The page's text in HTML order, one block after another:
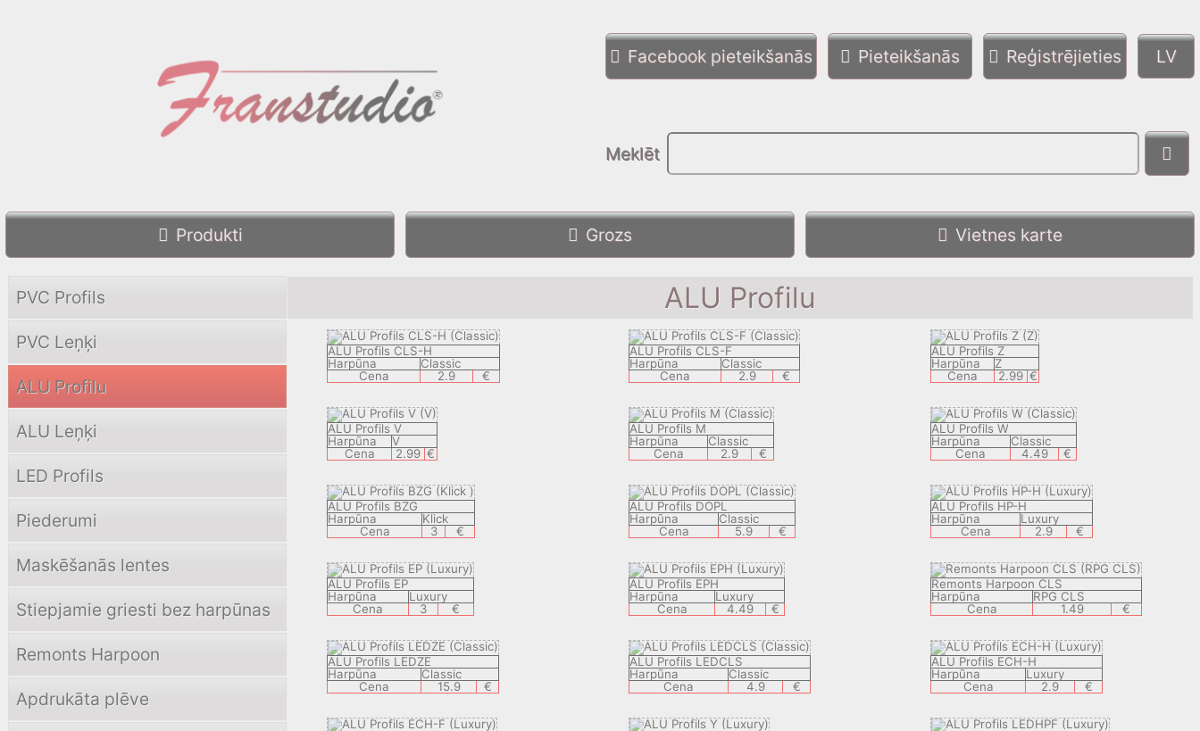
Facebook pieteikšanās Pieteikšanās Reģistrējieties
Meklēt
Produkti Grozs Vietnes karte
PVC Profils
PVC Leņķi
ALU Profilu
ALU Leņķi
LED Profils
Piederumi
Maskēšanās lentes
Stiepjamie griesti bez harpūnas
Remonts Harpoon
Apdrukāta plēve
ALU Profilu
ALU Profils CLS-H
Harpūna
Classic
Cena
2.9 €
ALU Profils CLS-F
Harpūna
Classic
Cena
2.9 €
ALU Profils Z
Harpūna
Z
Cena
2.99 €
ALU Profils V
Harpūna
V
Cena
2.99 €
ALU Profils M
Harpūna
Classic
Cena
2.9 €
ALU Profils W
Harpūna
Classic
Cena
4.49 €
ALU Profils BZG
Harpūna
Klick
Cena
3 €
ALU Profils DOPL
Harpūna
Classic
Cena
5.9 €
ALU Profils HP-H
Harpūna
Luxury
Cena
2.9 €
ALU Profils EP
Harpūna
Luxury
Cena
3 €
ALU Profils EPH
Harpūna
Luxury
Cena
4.49 €
Remonts Harpoon CLS
Harpūna
RPG CLS
Cena
1.49 €
ALU Profils LEDZE
Harpūna
Classic
Cena
15.9 €
ALU Profils LEDCLS
Harpūna
Classic
Cena
4.9 €
ALU Profils ECH-H
Harpūna
Luxury
Cena
2.9 €